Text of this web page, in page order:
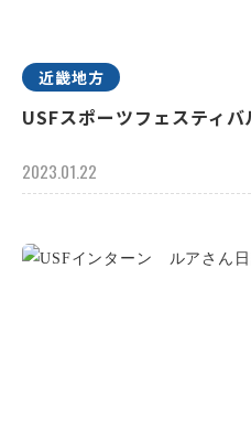
近畿地方
USFスポーツフェスティ
2023.01.22